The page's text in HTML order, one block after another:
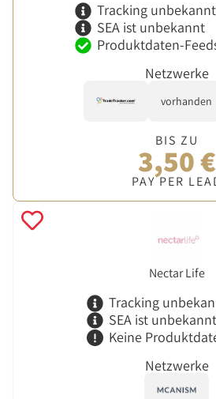
Tracking unbekannt
SEA ist unbekannt
Produktdaten-
Netzwerke
vorhanden
BIS ZU
3,50 €
PAY PER
Nectar Life
Tracking
SEA ist unbekannt
Keine
Netzwerke